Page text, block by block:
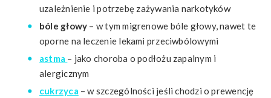
uzależnienie i potrzebę zażywania narkotyków
bóle głowy – w tym migrenowe bóle głowy, nawet te
oporne na leczenie lekami przeciwbólowymi
astma – jako choroba o podłożu zapalnym i
alergicznym
cukrzyca – w szczególności jeśli chodzi o prewencję